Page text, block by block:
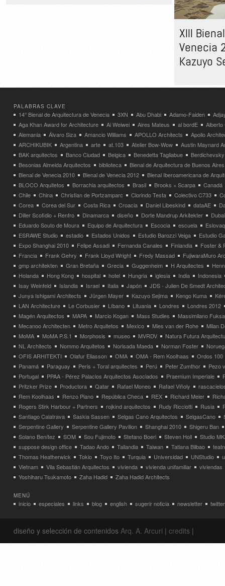
XIII
Venecia
Kazuyo
PALABRAS CLAVE
14° Bienal de Arquitectura de Venecia 3XN Abu Dhabi Adamo-Faiden
Aga Khan Award for Architecture
Ai Weiwei Aires Mateus al bordE
Alberto
Alemania
Álvaro Siza Amancio Williams APOLLO Architects
Apollo
ARCHIKUBIK
Argentina arte at.103 Atelier Bow-Wow
Austin Maynard
BAK arquitectos
Banco Ciudad Belgica Benedetta Tagliabue
Besonias Almeida Arquitectos
biblioteca
Bienal de Arquitectura de Buenos Aires
Bienal de Venecia 2010
Bienal de Venecia 2012
Bienal Iberoamericana de
BLOCO Arquitetos
Borrachia arquitectos Brasil Brooks + Scarpa
Canadá
Chile
China Christian de Portzamparc Clorindo Testa Colectivo C733
Corea
Corea del Sur Costa Rica Croacia Daniel Libeskind dataAE
Diller Scofidio + Renfro
Dinamarca diseño Dorte Mandrup Arkitekter
Dubai
Eduardo Souto de Moura
Equipo de Arquitectura Escocia escuela
ESRAWE Studio
estadio Estados Unidos Estudio Barozzi Veiga
Estudio
Expo Shanghai 2010
Felipe Assadi Fernanda Canales Finlandia
Foster &
Francia
Frank Gehry Frank Lloyd Wright Fredy Massad
FujiwaraMuro
gmp architekten
Gran Bretaña Grecia Guggenheim H Arquitectes
Holanda
Hong Kong hospital hotel Hungria iglesia India
Indonesia
Isay Weinfeld
Islandia Israel Italia Japón
JDS - Julien De Smedt
Junya Ishigami Architects
Jürgen Mayer Kazuyo Sejima Kengo Kuma
LAN Architecture
Le Corbusier Líbano Lituania Londres
Londres 2012
Magén Arquitectos
MAPA Marcio Kogan Mass Studies
Massimilano
Mecanoo Architecten
Metro Arquitetos Mexico Mies van der Rohe
Milan
MoMA
MoMA P.S.1 Morphosis museo MVRDV
Natura Futura
NL Architects
Nommo Arquitetos Norisada Maeda Norman Foster
OFIS ARHITEKTI
Olafur Eliasson OMA OMA - Rem Koolhaas
Ordos 100
Panamá
Paraguay Peris + Toral arquitectes Perú Peter Zumthor
Pezo
Portugal
PPAA - Pérez Palacios Arquitectos Asociados Praemium Imperiale
Pritzker Prize
Productora Qatar Rafael Moneo Rafael Viñoly
Rem Koolhaas
Renzo Piano República Checa REX Richard Meier
Rogers Stirk Harbour + Partners
rojkind arquitectos Rudy Ricciotti Rusia
Santiago Calatrava
Saskia Sassen Selgas Cano Arquitectos SelgasCano
Serpentine Gallery
Serpentine Gallery Pavilion Shanghai 2010
Shigeru Ban
Solano Benítez
SOM Sou Fujimoto Stefano Boeri Steven Holl
Studio
suppose design office
Tadao Ando Tailandia Taiwan Tatiana Bilbao
Thomas Heatherwick
Tokio Toyo Ito Turquia Universidad UNStudio
Vietnam
Vila Sebastián Arquitectos vivienda vivienda unifamiliar
viviendas
Yoshiharu Tsukamoto
Zaha Hadid Zaha Hadid Architects
MENÚ
inicio especiales links blog english sugerir noticia newsletter twitter
diseño y selección de contenidos Arq. A. Arcuri | credits |